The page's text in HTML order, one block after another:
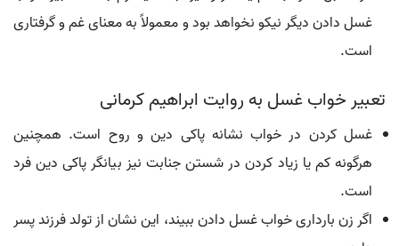
غسل دادن دیگر نیکو نخواهد بود و معمولاً به معنای غم و گرفتاری
است.
تعبیر خواب غسل به روایت ابراهیم کرمانی
غسل کردن در خواب نشانه پاکی دین و روح است. همچنین
هرگونه کم یا زیاد کردن در شستن جنابت نیز بیانگر پاکی دین فرد
است.
اگر زن بارداری خواب غسل دادن ببیند، این نشان از تولد فرزند پسر